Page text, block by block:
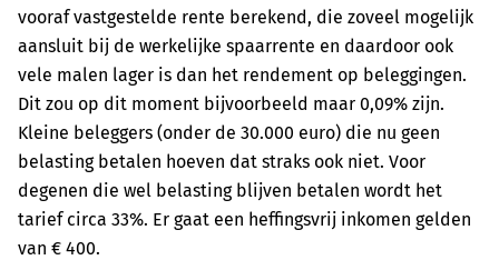
vooraf vastgestelde rente berekend, die zoveel mogelijk
aansluit bij de werkelijke spaarrente en daardoor ook
vele malen lager is dan het rendement op beleggingen.
Dit zou op dit moment bijvoorbeeld maar 0,09% zijn.
Kleine beleggers (onder de 30.000 euro) die nu geen
belasting betalen hoeven dat straks ook niet. Voor
degenen die wel belasting blijven betalen wordt het
tarief circa 33%. Er gaat een heffingsvrij inkomen gelden
van € 400.